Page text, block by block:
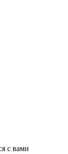
с вами